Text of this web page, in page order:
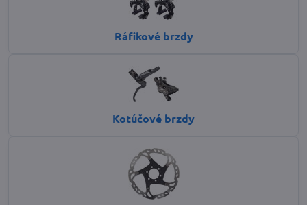
Ráfikové brzdy
Kotúčové brzdy